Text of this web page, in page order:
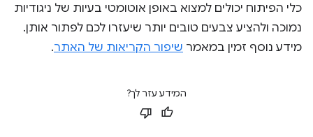
כלי הפיתוח יכולים למצוא באופן אוטומטי בעיות של ניגודיות
נמוכה ולהציע צבעים טובים יותר שיעזרו לכם לפתור אותן.
מידע נוסף זמין במאמר שיפור הקריאות של האתר.
המידע עזר לך?